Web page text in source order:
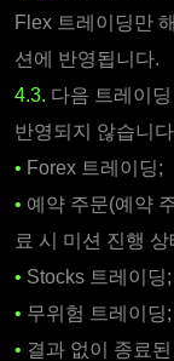
Flex 트레이딩만
션에 반영됩니다.
4.3. 다음 트레이
반영되지 않습니
• Forex 트레이딩;
• 예약 주문(예약
료 시 미션 진행
• Stocks 트레이딩;
• 무위험 트레이딩;
• 결과 없이 종료